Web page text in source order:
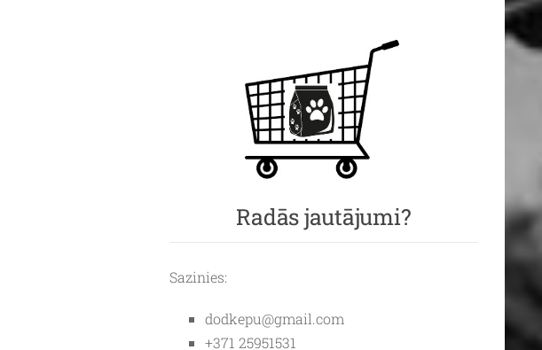
Radās jautājumi?
Sazinies:
dodkepu@gmail.com
+371 25951531